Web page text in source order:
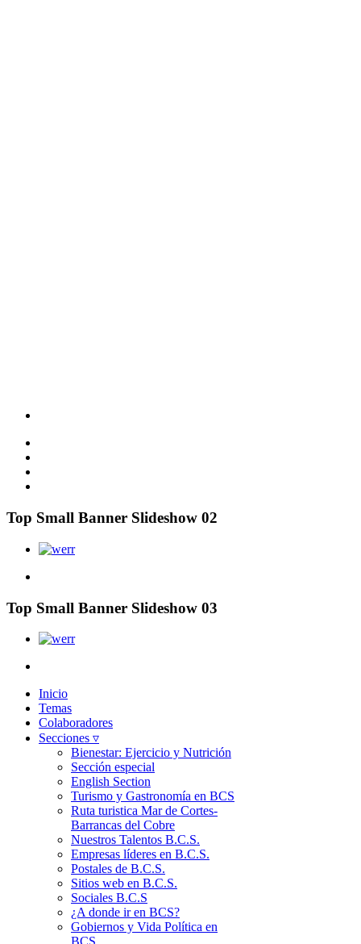
Top Small Banner Slideshow 02
Top Small Banner Slideshow 03
Inicio
Temas
Colaboradores
Secciones ▿
Bienestar: Ejercicio y Nutrición
Sección especial
English Section
Turismo y Gastronomía en BCS
Ruta turistica Mar de Cortes-
Barrancas del Cobre
Nuestros Talentos B.C.S.
Empresas líderes en B.C.S.
Postales de B.C.S.
Sitios web en B.C.S.
Sociales B.C.S
¿A donde ir en BCS?
Gobiernos y Vida Política en